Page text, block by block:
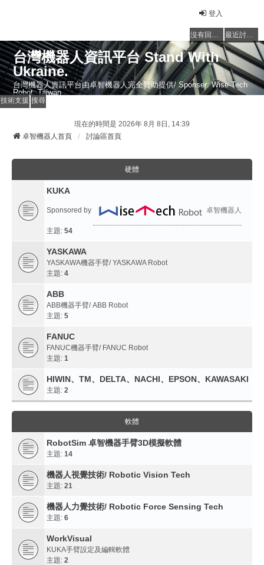
登入
沒有回覆的主題 最近討論的主題
台灣機器人資訊平台 Stand With
Ukraine.
台灣機器人資訊平台由卓智機器人完全贊助提供/ Sponser: Wise-Tech
Robot, Taiwan
技術支援 搜尋
現在的時間是 2026年 8月 8日, 14:39
卓智機器人首頁
討論區首頁
硬體
KUKA
Sponsored by 卓智機器人
主題: 54
YASKAWA
YASKAWA機器手臂/ YASKAWA Robot
主題: 4
ABB
ABB機器手臂/ ABB Robot
主題: 5
FANUC
FANUC機器手臂/ FANUC Robot
主題: 1
HIWIN、TM、DELTA、NACHI、EPSON、KAWASAKI
主題: 2
軟體
RobotSim 卓智機器手臂3D模擬軟體
主題: 14
機器人視覺技術/ Robotic Vision Tech
主題: 21
機器人力覺技術/ Robotic Force Sensing Tech
主題: 6
WorkVisual
KUKA手臂設定及編輯軟體
主題: 2